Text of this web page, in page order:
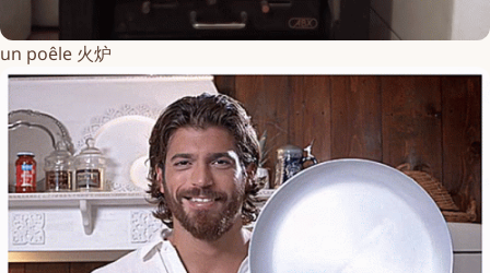
un poêle 火炉